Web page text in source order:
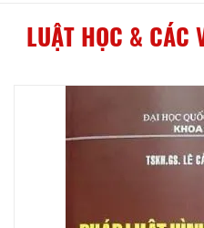
LUẬT HỌC & CÁC